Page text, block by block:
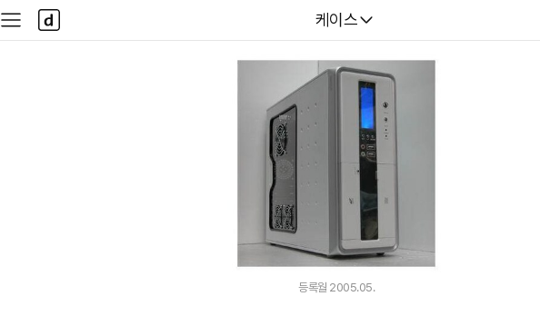
다나와
케이스
사
이
다
나
와
등록월 2005.05.